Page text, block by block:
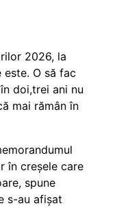
2026, la
este. O să fac
doi,trei ani nu
mai rămân în
în creșele care
spune
s-au afișat